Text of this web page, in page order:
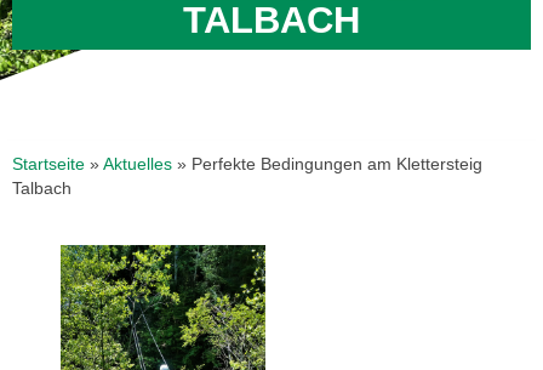
TALBACH
Startseite » Aktuelles » Perfekte Bedingungen am Klettersteig
Talbach